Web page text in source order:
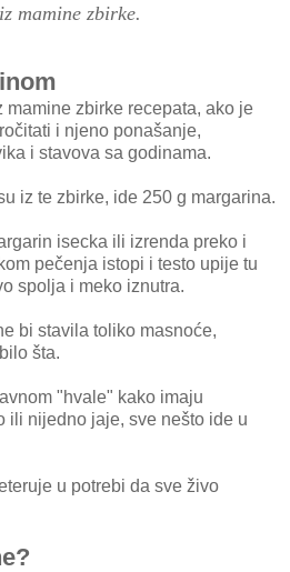
mamine zbirke.
mamine zbirke recepata, ako je
i njeno ponašanje,
i stavova sa godinama.
iz te zbirke, ide 250 g margarina.
isecka ili izrenda preko i
pečenja istopi i testo upije tu
spolja i meko iznutra.
bi stavila toliko masnoće,
šta.
"hvale" kako imaju
ili nijedno jaje, sve nešto ide u
u potrebi da sve živo